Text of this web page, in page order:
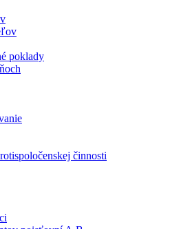
poklady
činnosti